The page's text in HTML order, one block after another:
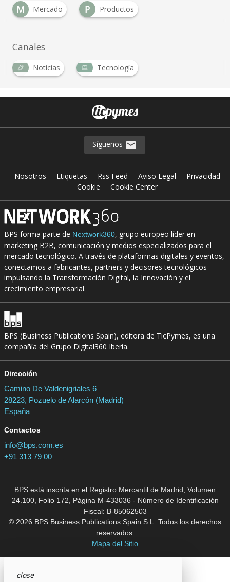
M
Mercado P Productos
Canales
Noticias Tecnología
Síguenos
Nosotros Etiquetas Rss Feed Aviso Legal
Privacidad
Cookie
Cookie Center
BPS forma parte de Nextwork360, grupo europeo líder en
marketing B2B, comunicación y medios especializados para el
mercado tecnológico. A través de plataformas digitales y eventos,
conectamos a fabricantes, partners y decisores tecnológicos
impulsando la Transformación Digital, la Innovación y el
crecimiento empresarial.
BPS (Business Publications Spain), editora de TicPymes, es una
compañía del Grupo Digital360 Iberia.
Dirección
Camino De Valdenigriales 6
28223, Pozuelo de Alarcón (Madrid)
España
Contactos
info@bps.com.es
+91 313 79 00
BPS está inscrita en el Registro Mercantil de Madrid, Volumen
24.100, Folio 172, Página M-433036 - Número de Identificación
Fiscal: B-85062503
© 2026 BPS Business Publications Spain S.L. Todos los derechos
reservados.
Mapa del Sitio
close